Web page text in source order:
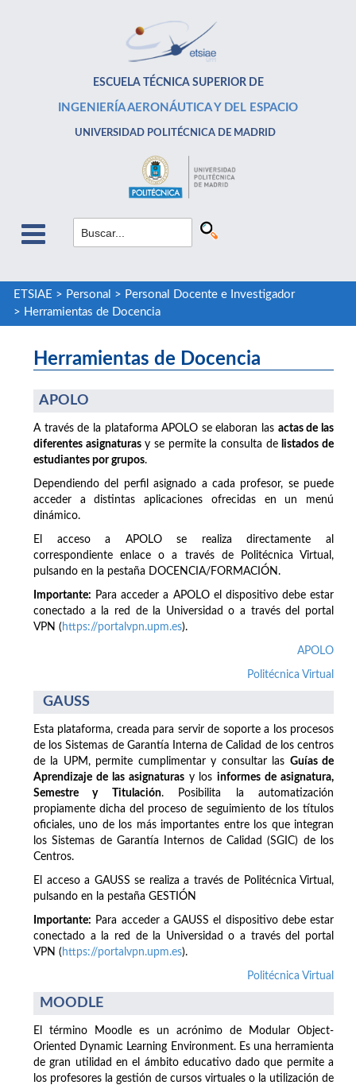
ESCUELA TÉCNICA SUPERIOR DE
INGENIERÍA AERONÁUTICA Y DEL ESPACIO
UNIVERSIDAD POLITÉCNICA DE MADRID
ETSIAE > Personal > Personal Docente e Investigador
> Herramientas de Docencia
Herramientas de Docencia
APOLO
A través de la plataforma APOLO se elaboran las actas de las
diferentes asignaturasy se permite la consulta de listados de
estudiantes por grupos.
Dependiendo del perfil asignado a cada profesor, se puede
acceder a distintas aplicaciones ofrecidas en un menú
dinámico.
El acceso a APOLO se realiza directamente al
correspondiente enlace o a través de Politécnica Virtual,
pulsando en la pestaña DOCENCIA/FORMACIÓN.
Importante: Para acceder a APOLO el dispositivo debe estar
conectado a la red de la Universidad o a través del portal
VPN ( https://portalvpn.upm.es).
APOLO
Politécnica Virtual
GAUSS
Esta plataforma, creada para servir de soporte a los procesos
de los Sistemas de Garantía Interna de Calidad de los centros
de la UPM, permite cumplimentar y consultar las Guías de
Aprendizaje de las asignaturasy losinformes de asignatura,
Semestre y Titulación. Posibilita la automatización
propiamente dicha del proceso de seguimiento de los títulos
oficiales, uno de los más importantes entre los que integran
los Sistemas de Garantía Internos de Calidad (SGIC) de los
Centros.
El acceso a GAUSS se realiza a través de Politécnica Virtual,
pulsando en la pestaña GESTIÓN
Importante: Para acceder a GAUSS el dispositivo debe estar
conectado a la red de la Universidad o a través del portal
VPN ( https://portalvpn.upm.es).
Politécnica Virtual
MOODLE
El término Moodle es un acrónimo de Modular Object-
Oriented Dynamic Learning Environment. Es una herramienta
de gran utilidad en el ámbito educativo dado que permite a
los profesores la gestión de cursos virtuales o la utilización de